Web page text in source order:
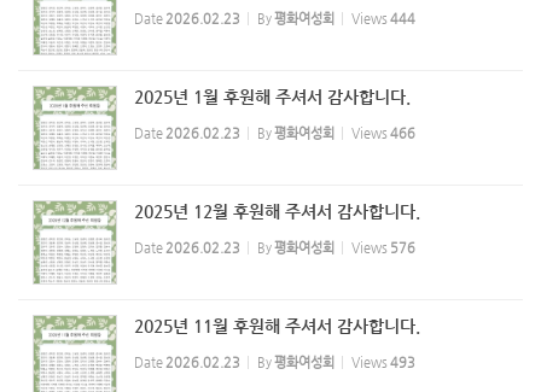
Date 2026.02.23 By평화여성회 Views 444
2025년 1월 후원해 주셔서 감사합니다.
Date 2026.02.23 By평화여성회 Views 466
2025년 12월 후원해 주셔서 감사합니다.
Date 2026.02.23 By평화여성회 Views 576
2025년 11월 후원해 주셔서 감사합니다.
Date 2026.02.23 By평화여성회 Views 493